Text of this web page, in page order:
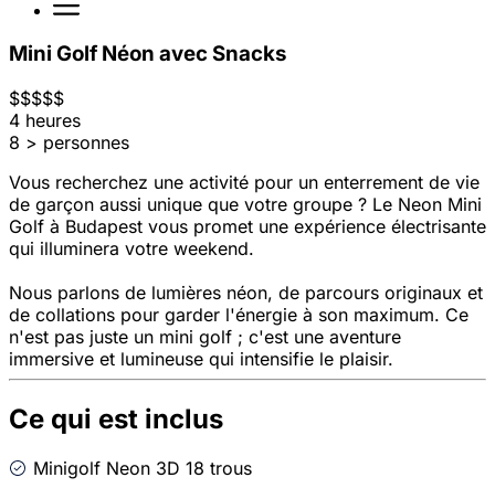
Mini Golf Néon avec Snacks
$$$$$
4 heures
8 > personnes
Vous recherchez une activité pour un enterrement de vie
de garçon aussi unique que votre groupe ? Le Neon Mini
Golf à Budapest vous promet une expérience électrisante
qui illuminera votre weekend.
Nous parlons de lumières néon, de parcours originaux et
de collations pour garder l'énergie à son maximum. Ce
n'est pas juste un mini golf ; c'est une aventure
immersive et lumineuse qui intensifie le plaisir.
Ce qui est inclus
Minigolf Neon 3D 18 trous